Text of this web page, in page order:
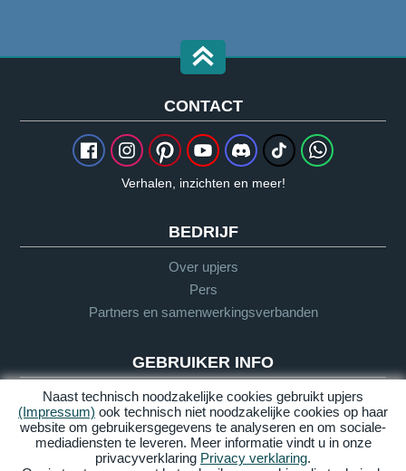
CONTACT
Verhalen, inzichten en meer!
BEDRIJF
Over upjers
Pers
Partners en samenwerkingsverbanden
GEBRUIKER INFO
Woordenlijst
Richtlijnen
Support
Naast technisch noodzakelijke cookies gebruikt upjers
(Impressum) ook technisch niet noodzakelijke cookies op haar
website om gebruikersgegevens te analyseren en om sociale-
mediadiensten te leveren. Meer informatie vindt u in onze
privacyverklaring Privacy verklaring.